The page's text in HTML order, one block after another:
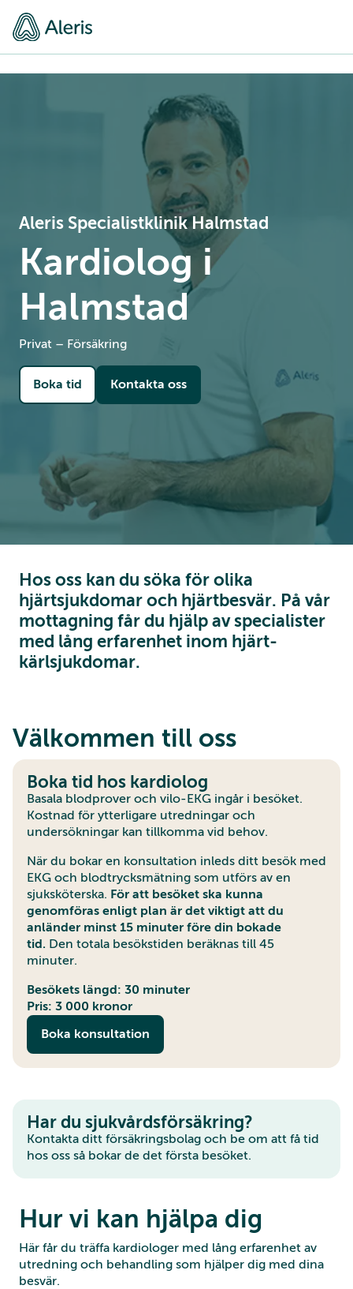
Aleris Specialistklinik Halmstad
Kardiolog i
Halmstad
Privat – Försäkring
Boka tid Kontakta oss
Hos oss kan du söka för olika
hjärtsjukdomar och hjärtbesvär. På vår
mottagning får du hjälp av specialister
med lång erfarenhet inom hjärt-
kärlsjukdomar.
Välkommen till oss
Boka tid hos kardiolog
Basala blodprover och vilo-EKG ingår i besöket.
Kostnad för ytterligare utredningar och
undersökningar kan tillkomma vid behov.
När du bokar en konsultation inleds ditt besök med
EKG och blodtrycksmätning som utförs av en
sjuksköterska. För att besöket ska kunna
genomföras enligt plan är det viktigt att du
anländer minst 15 minuter före din bokade
tid. Den totala besökstiden beräknas till 45
minuter.
Besökets längd: 30 minuter
Pris: 3 000 kronor
Boka konsultation
Har du sjukvårdsförsäkring?
Kontakta ditt försäkringsbolag och be om att få tid
hos oss så bokar de det första besöket.
Hur vi kan hjälpa dig
Här får du träffa kardiologer med lång erfarenhet av
utredning och behandling som hjälper dig med dina
besvär.